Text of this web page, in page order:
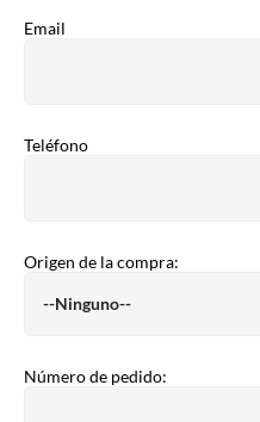
Email
Teléfono
Origen de la compra:
Número de pedido: